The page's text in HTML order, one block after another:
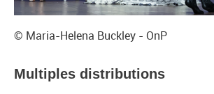
© Maria-Helena Buckley - OnP
Multiples distributions